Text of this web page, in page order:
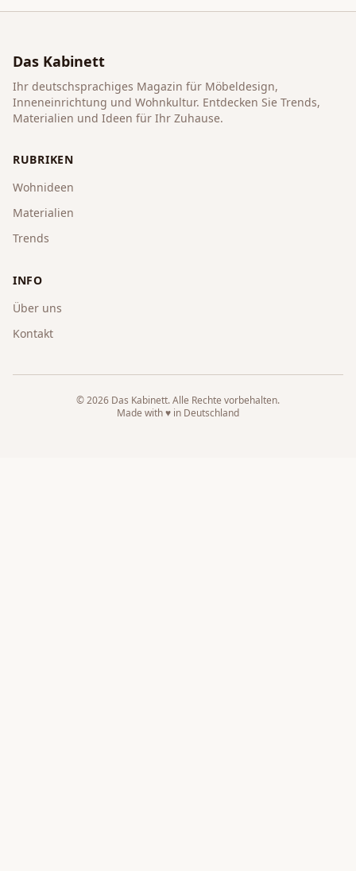
Das Kabinett
Ihr deutschsprachiges Magazin für Möbeldesign,
Inneneinrichtung und Wohnkultur. Entdecken Sie Trends,
Materialien und Ideen für Ihr Zuhause.
RUBRIKEN
Wohnideen
Materialien
Trends
INFO
Über uns
Kontakt
©2026 Das Kabinett. Alle Rechte vorbehalten.
Made with ♥ in Deutschland